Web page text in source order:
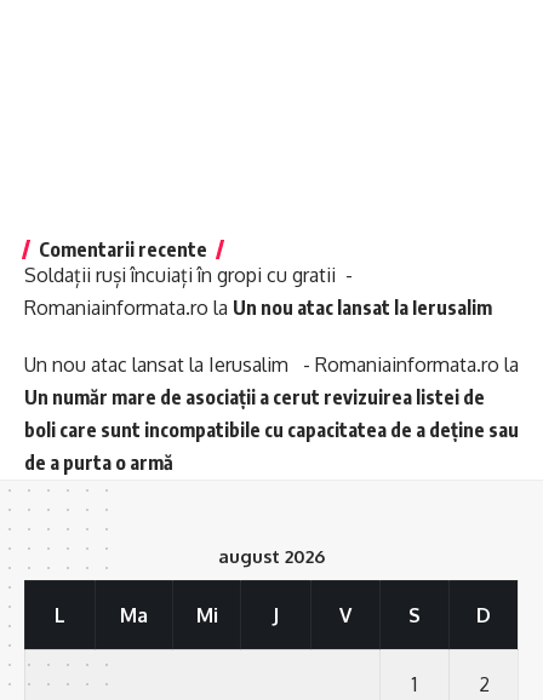
Comentarii recente
Soldații ruși încuiați în gropi cu gratii -
Romaniainformata.ro la Un nou atac lansat la Ierusalim
Un nou atac lansat la Ierusalim - Romaniainformata.ro la
Un număr mare de asociații a cerut revizuirea listei de
boli care sunt incompatibile cu capacitatea de a deține sau
de a purta o armă
august 2026
L Ma Mi J V S D
1 2